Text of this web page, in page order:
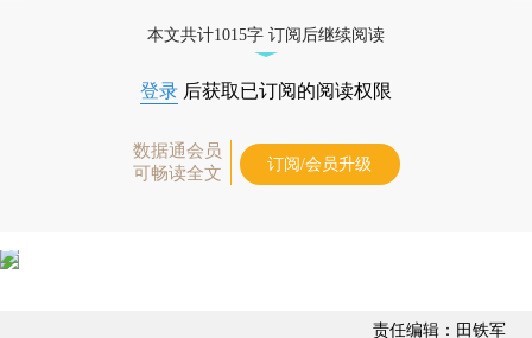
本文共计1015字 订阅后继续阅读
登录 后获取已订阅的阅读权限
数据通会员
可畅读全文
订阅/会员升级
责任编辑：田铁军